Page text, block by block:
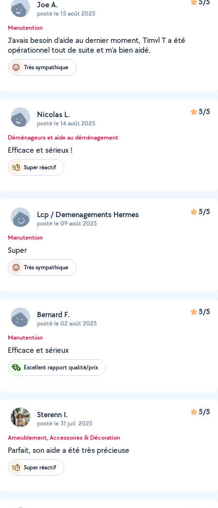
Joe A.
posté le 15 août 2025
Manutention
J’avais besoin d’aide au dernier moment, Timvl T a été
opérationnel tout de suite et m’a bien aidé.
Très sympathique
Nicolas L.
posté le 14 août 2025
5/5
Déménageurs et aide au déménagement
Efficace et sérieux !
Super réactif
Lcp / Demenagements Hermes
posté le 09 août 2025
5/5
Manutention
Super
Très sympathique
Bernard F.
posté le 02 août 2025
5/5
Manutention
Efficace et sérieux
Excellent rapport qualité/prix
Sterenn I.
posté le 31 juil. 2025
5/5
Ameublement, Accessoires & Décoration
Parfait, son aide a été très précieuse
Super réactif